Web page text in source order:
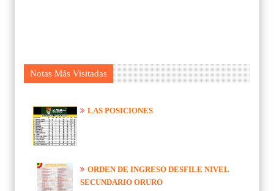
Notas Más Visitadas
LAS POSICIONES
ORDEN DE INGRESO DESFILE NIVEL
SECUNDARIO ORURO